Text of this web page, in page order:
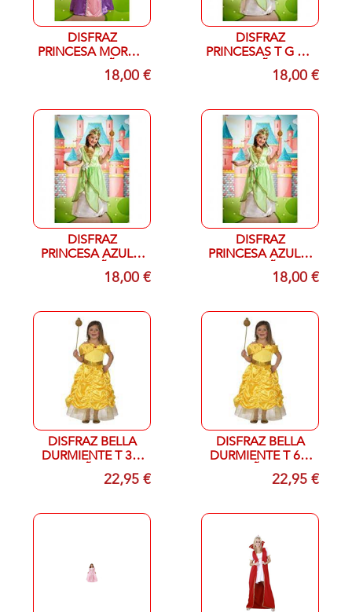
DISFRAZ
PRINCESA MORA T
G 10-12 AÑOS
18,00 €
DISFRAZ
PRINCESAS T G 10-
12 AÑOS18,00 €
DISFRAZ
PRINCESA AZUL T
P 7-9 AÑOS18,00 €
DISFRAZ
PRINCESA AZUL T-
A 3-5 AÑOS18,00 €
DISFRAZ BELLA
DURMIENTE T 3-5
AÑOS22,95 €
DISFRAZ BELLA
DURMIENTE T 6-7
AÑOS22,95 €